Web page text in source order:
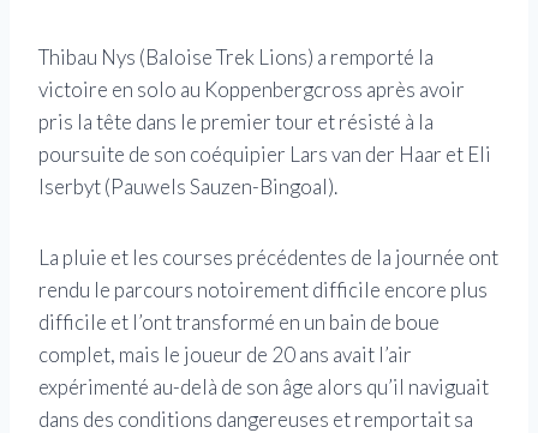
Thibau Nys (Baloise Trek Lions) a remporté la
victoire en solo au Koppenbergcross après avoir
pris la tête dans le premier tour et résisté à la
poursuite de son coéquipier Lars van der Haar et Eli
Iserbyt (Pauwels Sauzen-Bingoal).
La pluie et les courses précédentes de la journée ont
rendu le parcours notoirement difficile encore plus
difficile et l’ont transformé en un bain de boue
complet, mais le joueur de 20 ans avait l’air
expérimenté au-delà de son âge alors qu’il naviguait
dans des conditions dangereuses et remportait sa